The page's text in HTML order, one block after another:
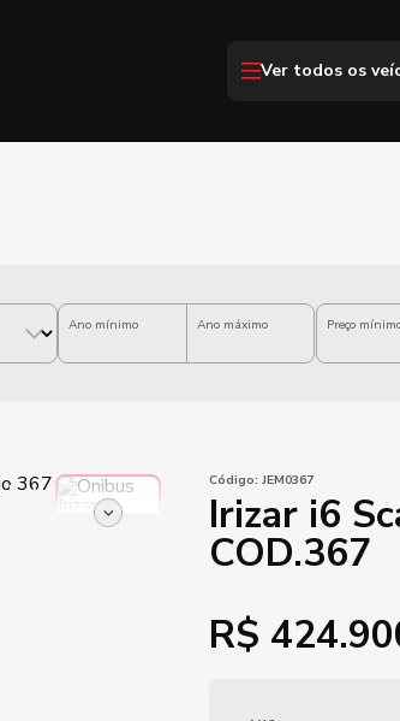
Ver todos os
Ano mínimo Ano máximo Preço
Código: JEM0367
Irizar i6
COD.367
R$